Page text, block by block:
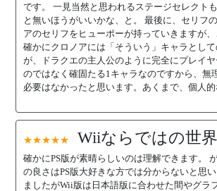
です。 一見当然と思われるステージセレクト
と無いほうがいいかな、と。 最後に、セリフ
アのセリフをヒューポーが持っていきますが、
確かにクロノアには「そういう」キャラとし
が、ドラクエの主人公のように完全にプレイ
のではなく確固たる1キャラなのですから、無
必要はなかったと思います。あくまで、個人
★★★★★ Wiiならではの世
確かにPS版が素晴らしいのは理解できます。
の良さはPS版大好きな方では分からないと思
ましたがWii版は日本語版に合わせた間やグラ